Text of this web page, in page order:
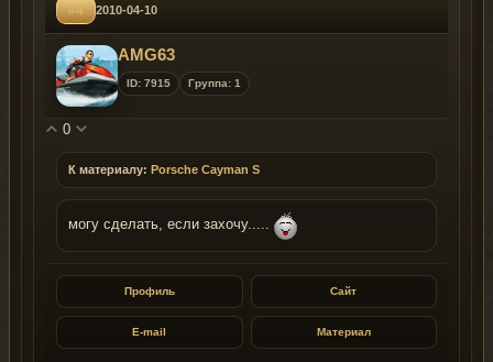
#4 2010-04-10
AMG63
ID: 7915 Группа: 1
0
К материалу: Porsche Cayman S
могу сделать, если захочу.....
Профиль Сайт
E-mail Материал